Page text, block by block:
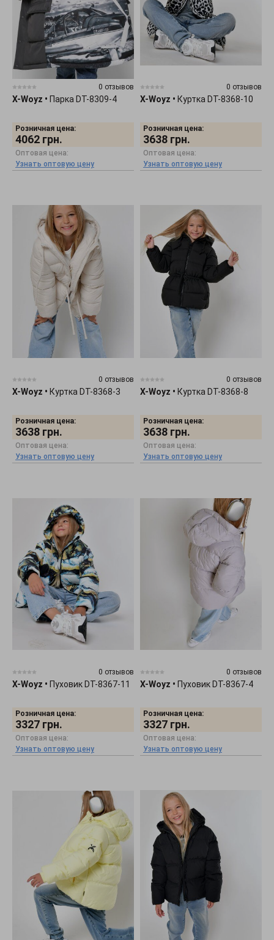
0 отзывов
X-Woyz • Парка DT-8309-4
Розничная цена:
4062 грн.
Оптовая цена:
Узнать оптовую цену
0 отзывов
X-Woyz • Куртка DT-8368-10
Розничная цена:
3638 грн.
Оптовая цена:
Узнать оптовую цену
0 отзывов
X-Woyz • Куртка DT-8368-3
Розничная цена:
3638 грн.
Оптовая цена:
Узнать оптовую цену
0 отзывов
X-Woyz • Куртка DT-8368-8
Розничная цена:
3638 грн.
Оптовая цена:
Узнать оптовую цену
0 отзывов
X-Woyz • Пуховик DT-8367-11
Розничная цена:
3327 грн.
Оптовая цена:
Узнать оптовую цену
0 отзывов
X-Woyz • Пуховик DT-8367-4
Розничная цена:
3327 грн.
Оптовая цена:
Узнать оптовую цену